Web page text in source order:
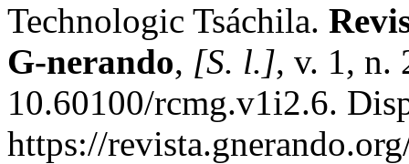
Technologic Tsáchila.
G-nerando, [S. l.], v. 1, n.
10.60100/rcmg.v1i2.6.
https://